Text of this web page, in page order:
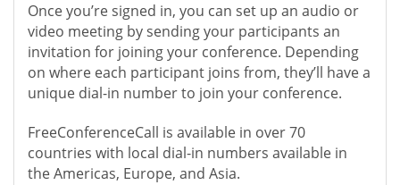
Once you’re signed in, you can set up an audio or
video meeting by sending your participants an
invitation for joining your conference. Depending
on where each participant joins from, they’ll have a
unique dial-in number to join your conference.
FreeConferenceCall is available in over 70
countries with local dial-in numbers available in
the Americas, Europe, and Asia.